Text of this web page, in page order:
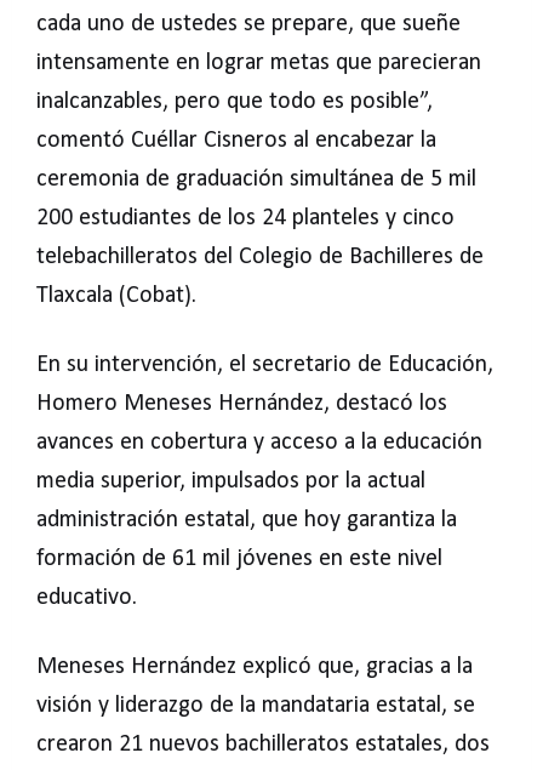
cada uno de ustedes se prepare, que sueñe
intensamente en lograr metas que parecieran
inalcanzables, pero que todo es posible”,
comentó Cuéllar Cisneros al encabezar la
ceremonia de graduación simultánea de 5 mil
200 estudiantes de los 24 planteles y cinco
telebachilleratos del Colegio de Bachilleres de
Tlaxcala (Cobat).
En su intervención, el secretario de Educación,
Homero Meneses Hernández, destacó los
avances en cobertura y acceso a la educación
media superior, impulsados por la actual
administración estatal, que hoy garantiza la
formación de 61 mil jóvenes en este nivel
educativo.
Meneses Hernández explicó que, gracias a la
visión y liderazgo de la mandataria estatal, se
crearon 21 nuevos bachilleratos estatales, dos